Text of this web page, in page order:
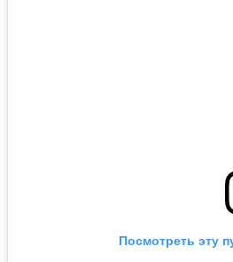
Посмотреть эту